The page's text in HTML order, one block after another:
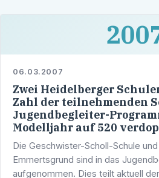
06.03.2007
Zwei Heidelberger
Zahl der teilnehmenden
Jugendbegleiter-
Modelljahr auf 520
Die Geschwister-Scholl-Schule
Emmertsgrund sind in das
aufgenommen. Dies teilt aktuell